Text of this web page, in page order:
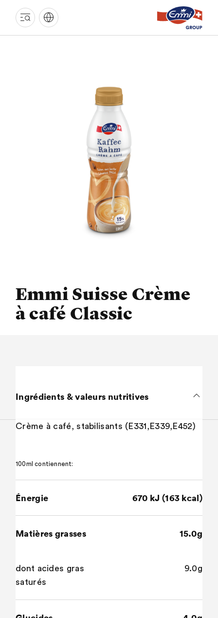
GROUPE
EMMI
Emmi Suisse Crème
à café Classic
Ingrédients & valeurs nutritives
Crème à café, stabilisants (E331,E339,E452)
100ml contiennent:
Énergie 670 kJ (163 kcal)
Matières grasses 15.0g
dont acides gras
saturés
9.0g